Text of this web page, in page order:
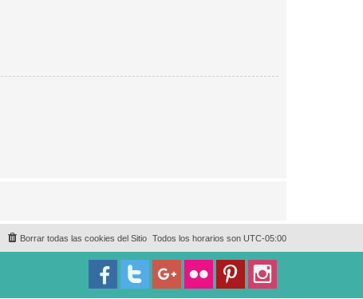
Todos los horarios son UTC-05:00
Borrar todas las cookies del Sitio